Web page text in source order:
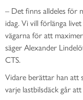
– Det finns alldeles för
idag. Vi vill förlänga
vägarna för att
säger Alexander
CTS.
Vidare berättar han att
varje lastbilsdäck går